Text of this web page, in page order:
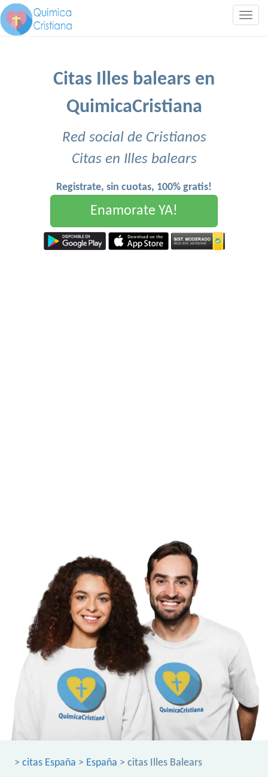
Citas Illes balears en
QuimicaCristiana
Red social de Cristianos
Citas en Illes balears
Registrate, sin cuotas, 100% gratis!
Enamorate YA!
> citas España > España > citas Illes Balears